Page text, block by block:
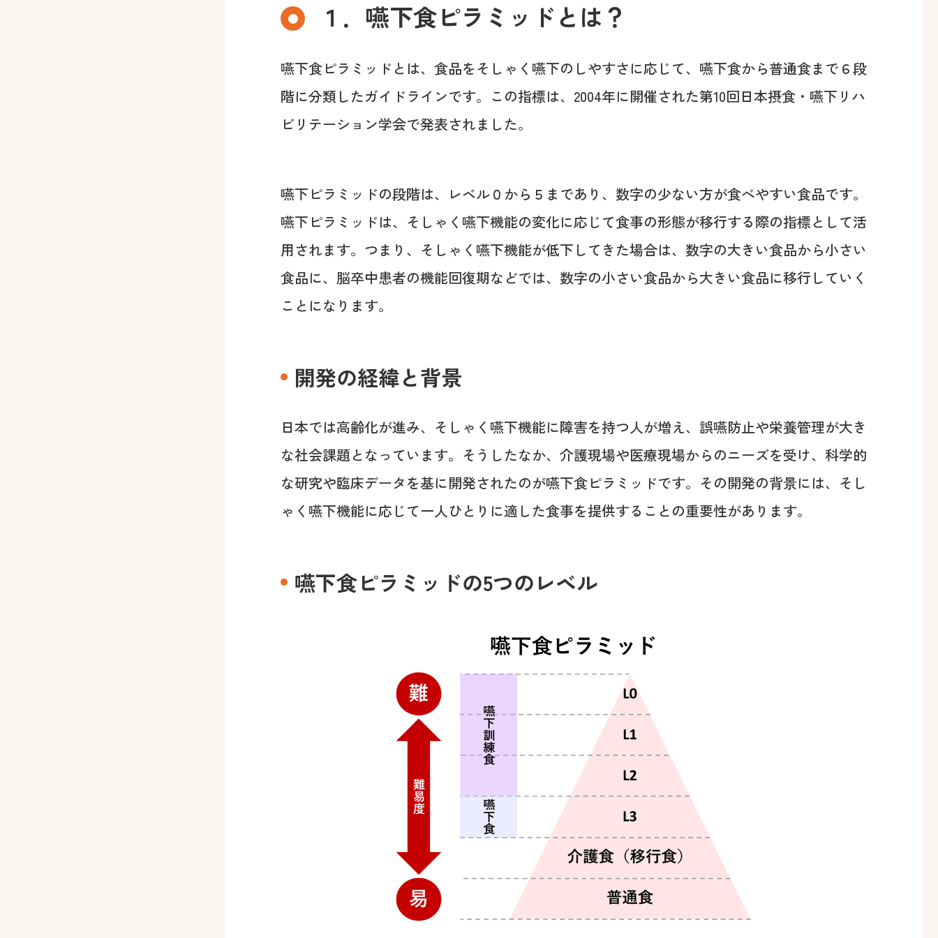
１．嚥下食ピラミッドとは？
嚥下食ピラミッドとは、食品をそしゃく嚥下のしやすさに応じて、嚥下食から普通食まで６段
階に分類したガイドラインです。この指標は、2004年に開催された第10回日本摂食・嚥下リハ
ビリテーション学会で発表されました。
嚥下ピラミッドの段階は、レベル０から５まであり、数字の少ない方が食べやすい食品です。
嚥下ピラミッドは、そしゃく嚥下機能の変化に応じて食事の形態が移行する際の指標として活
用されます。つまり、そしゃく嚥下機能が低下してきた場合は、数字の大きい食品から小さい
食品に、脳卒中患者の機能回復期などでは、数字の小さい食品から大きい食品に移行していく
ことになります。
開発の経緯と背景
日本では高齢化が進み、そしゃく嚥下機能に障害を持つ人が増え、誤嚥防止や栄養管理が大き
な社会課題となっています。そうしたなか、介護現場や医療現場からのニーズを受け、科学的
な研究や臨床データを基に開発されたのが嚥下食ピラミッドです。その開発の背景には、そし
ゃく嚥下機能に応じて一人ひとりに適した食事を提供することの重要性があります。
嚥下食ピラミッドの5つのレベル